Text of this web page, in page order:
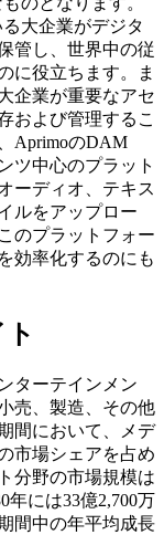
大企業がデジタ
管し、世界中の従
に役立ちます。ま
企業が重要なアセ
および管理するこ
AprimoのDAM
ツ中心のプラット
ーディオ、テキス
ルをアップロー
のプラットフォー
効率化するのにも
ターテインメン
売、製造、その他
間において、メデ
市場シェアを占め
分野の市場規模は
年には33億2,700万
間中の年平均成長